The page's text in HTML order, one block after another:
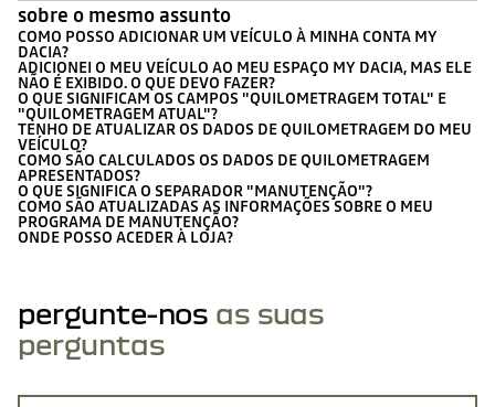
sobre o mesmo assunto
COMO POSSO ADICIONAR UM VEÍCULO À MINHA CONTA MY
DACIA?
ADICIONEI O MEU VEÍCULO AO MEU ESPAÇO MY DACIA, MAS ELE
NÃO É EXIBIDO. O QUE DEVO FAZER?
O QUE SIGNIFICAM OS CAMPOS "QUILOMETRAGEM TOTAL" E
"QUILOMETRAGEM ATUAL"?
TENHO DE ATUALIZAR OS DADOS DE QUILOMETRAGEM DO MEU
VEÍCULO?
COMO SÃO CALCULADOS OS DADOS DE QUILOMETRAGEM
APRESENTADOS?
O QUE SIGNIFICA O SEPARADOR "MANUTENÇÃO"?
COMO SÃO ATUALIZADAS AS INFORMAÇÕES SOBRE O MEU
PROGRAMA DE MANUTENÇÃO?
ONDE POSSO ACEDER À LOJA?
pergunte-nos as suas
perguntas